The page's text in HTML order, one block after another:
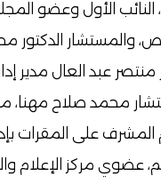
الأول وعضو
والمستشار الدكتور
عبد العال مدير
محمد صلاح مهنا،
على المقرات
عضوي مركز الإعلام